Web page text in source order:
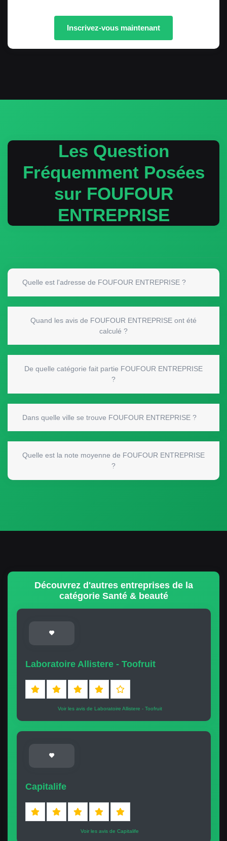
Inscrivez-vous maintenant
Les Question
Fréquemment Posées
sur FOUFOUR
ENTREPRISE
Quelle est l'adresse de FOUFOUR ENTREPRISE ?
Quand les avis de FOUFOUR ENTREPRISE ont été
calculé ?
De quelle catégorie fait partie FOUFOUR ENTREPRISE
?
Dans quelle ville se trouve FOUFOUR ENTREPRISE ?
Quelle est la note moyenne de FOUFOUR ENTREPRISE
?
Découvrez d'autres entreprises de la
catégorie Santé & beauté
Laboratoire Allistere - Toofruit
Voir les avis de Laboratoire Allistere - Toofruit
Capitalife
Voir les avis de Capitalife